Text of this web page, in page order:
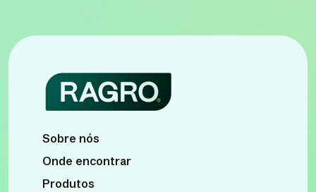
Sobre nós
Onde encontrar
Produtos